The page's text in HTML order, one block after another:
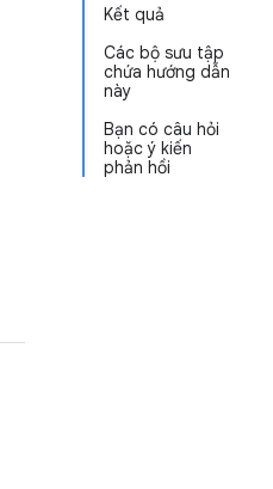
Kết quả
Các bộ sưu tập
chứa hướng dẫn
này
Bạn có câu hỏi
hoặc ý kiến
phản hồi